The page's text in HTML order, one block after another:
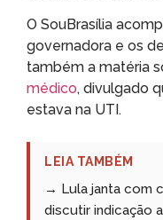
O SouBrasília
governadora e os
também a matéria
médico, divulgado
estava na UTI.
LEIA TAMBÉM
→ Lula janta com
discutir indicação